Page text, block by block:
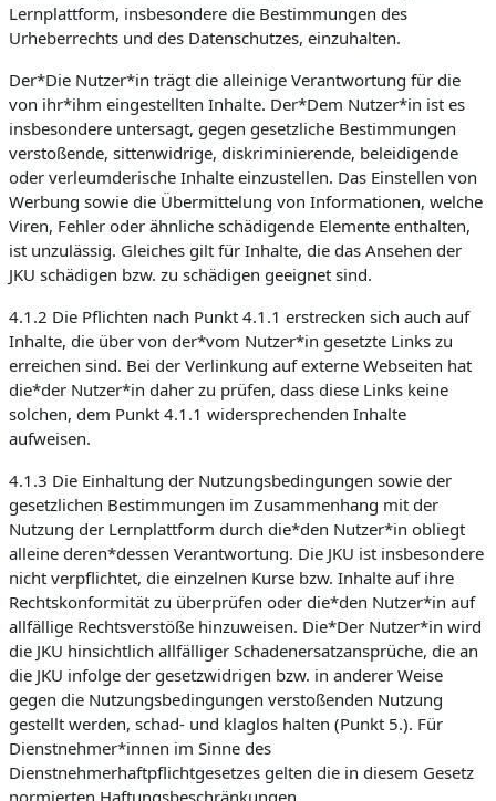
Lernplattform, insbesondere die Bestimmungen des
Urheberrechts und des Datenschutzes, einzuhalten.
Der*Die Nutzer*in trägt die alleinige Verantwortung für die
von ihr*ihm eingestellten Inhalte. Der*Dem Nutzer*in ist es
insbesondere untersagt, gegen gesetzliche Bestimmungen
verstoßende, sittenwidrige, diskriminierende, beleidigende
oder verleumderische Inhalte einzustellen. Das Einstellen von
Werbung sowie die Übermittelung von Informationen, welche
Viren, Fehler oder ähnliche schädigende Elemente enthalten,
ist unzulässig. Gleiches gilt für Inhalte, die das Ansehen der
JKU schädigen bzw. zu schädigen geeignet sind.
4.1.2 Die Pflichten nach Punkt 4.1.1 erstrecken sich auch auf
Inhalte, die über von der*vom Nutzer*in gesetzte Links zu
erreichen sind. Bei der Verlinkung auf externe Webseiten hat
die*der Nutzer*in daher zu prüfen, dass diese Links keine
solchen, dem Punkt 4.1.1 widersprechenden Inhalte
aufweisen.
4.1.3 Die Einhaltung der Nutzungsbedingungen sowie der
gesetzlichen Bestimmungen im Zusammenhang mit der
Nutzung der Lernplattform durch die*den Nutzer*in obliegt
alleine deren*dessen Verantwortung. Die JKU ist insbesondere
nicht verpflichtet, die einzelnen Kurse bzw. Inhalte auf ihre
Rechtskonformität zu überprüfen oder die*den Nutzer*in auf
allfällige Rechtsverstöße hinzuweisen. Die*Der Nutzer*in wird
die JKU hinsichtlich allfälliger Schadenersatzansprüche, die an
die JKU infolge der gesetzwidrigen bzw. in anderer Weise
gegen die Nutzungsbedingungen verstoßenden Nutzung
gestellt werden, schad- und klaglos halten (Punkt 5.). Für
Dienstnehmer*innen im Sinne des
Dienstnehmerhaftpflichtgesetzes gelten die in diesem Gesetz
normierten Haftungsbeschränkungen.